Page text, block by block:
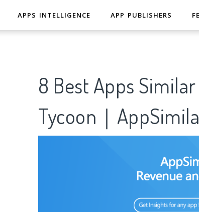
APPS INTELLIGENCE APP PUBLISHERS
8 Best Apps
Tycoon｜